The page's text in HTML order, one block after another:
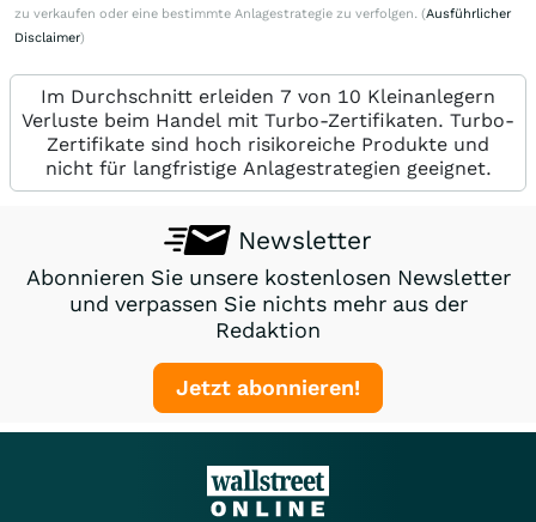
zu verkaufen oder eine bestimmte Anlagestrategie zu verfolgen. (Ausführlicher
Disclaimer)
Im Durchschnitt erleiden 7 von 10 Kleinanlegern
Verluste beim Handel mit Turbo-Zertifikaten. Turbo-
Zertifikate sind hoch risikoreiche Produkte und
nicht für langfristige Anlagestrategien geeignet.
Newsletter
Abonnieren Sie unsere kostenlosen Newsletter
und verpassen Sie nichts mehr aus der
Redaktion
Jetzt abonnieren!